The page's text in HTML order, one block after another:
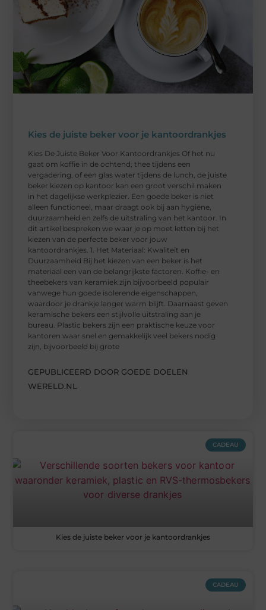
Kies de juiste beker voor je kantoordrankjes
Kies De Juiste Beker Voor Kantoordrankjes Of het nu
gaat om koffie in de ochtend, thee tijdens een
vergadering, of een glas water tijdens de lunch, de juiste
beker kiezen op kantoor kan een groot verschil maken
in het dagelijkse werkplezier. Een goede beker is niet
alleen functioneel, maar draagt ook bij aan hygiëne,
duurzaamheid en zelfs de uitstraling van het kantoor. In
dit artikel bespreken we waar je op moet letten bij het
kiezen van de perfecte beker voor jouw
kantoordrankjes. 1. Het Materiaal: Kwaliteit en
Duurzaamheid Bij het kiezen van een beker is het
materiaal een van de belangrijkste factoren. Koffie- en
theebekers van keramiek zijn bijvoorbeeld populair
vanwege hun goede isolerende eigenschappen,
waardoor je drankje langer warm blijft. Daarnaast geven
keramische bekers een stijlvolle uitstraling aan je
bureau. Plastic bekers zijn een praktische keuze voor
kantoren waar snel en gemakkelijk veel bekers nodig
zijn, bijvoorbeeld bij grote
GEPUBLICEERD DOOR GOEDE DOELEN
WERELD.NL
CADEAU
Kies de juiste beker voor je kantoordrankjes
CADEAU